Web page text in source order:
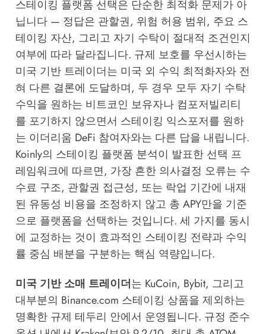
스테이킹 플랫폼 선택은 단순한 최적화 문제가 아
닙니다 — 정답은 관할권, 위험 허용 범위, 주요 스
테이킹 자산, 그리고 자기 수탁이 절대적 조건인지
여부에 따라 달라집니다. 규제 보호를 우선시하는
미국 기반 트레이더는 미국 외 수익 최적화자와 전
혀 다른 결론에 도달하며, 두 경우 모두 자기 수탁
수익을 원하는 비트코인 보유자나 컴포저빌리티
를 포기하지 않으면서 스테이킹 익스포저를 원하
는 이더리움 DeFi 참여자와는 다른 답을 내립니다.
Koinly의 스테이킹 플랫폼 분석이 발표한 선택 프
레임워크에 따르면, 가장 흔한 의사결정 오류는 수
수료 구조, 관할권 접근성, 또는 락업 기간에 내재
된 유동성 비용을 조정하지 않고 총 APY만을 기준
으로 플랫폼을 선택하는 것입니다. 세 가지를 동시
에 교정하는 것이 효과적인 스테이킹 전략과 수익
률 중심 배분을 구분하는 핵심 역량입니다.
미국 기반 소매 트레이더는 KuCoin, Bybit, 그리고
대부분의 Binance.com 스테이킹 상품을 제외하는
명확한 규제 테두리 안에서 운영됩니다. 규정 준수